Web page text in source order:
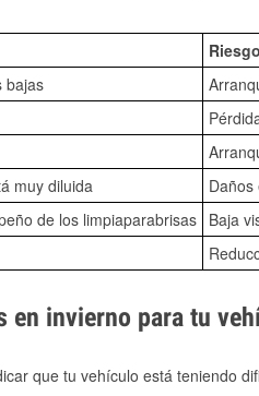
bajas
muy diluida
de los limpiaparabrisas Baja
en invierno para tu
que tu vehículo está teniendo